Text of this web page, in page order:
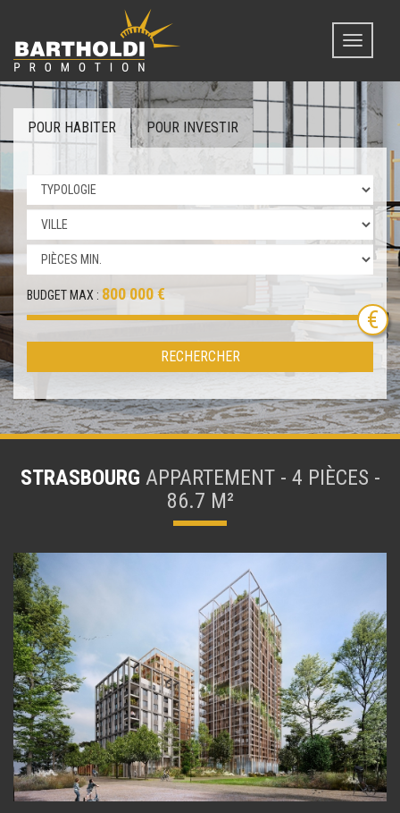
Toggle
POUR HABITER POUR INVESTIR
BUDGET MAX : 800 000 €
RECHERCHER
STRASBOURG APPARTEMENT - 4 PIÈCES -
86.7 M²